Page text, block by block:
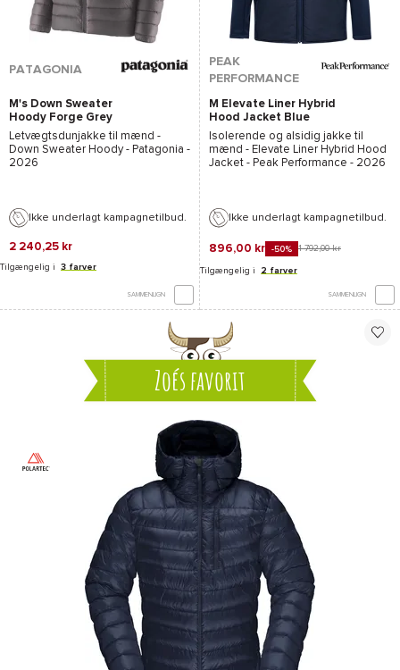
PATAGONIA
M's Down Sweater
Hoody Forge Grey
w/Forge Grey
Letvægtsdunjakke til mænd -
Down Sweater Hoody - Patagonia -
2026
Ikke underlagt kampagnetilbud.
2 240,25 kr
Tilgængelig i 3 farver
SAMMENLIGN
PEAK
PERFORMANCE
M Elevate Liner Hybrid
Hood Jacket Blue
Shadow
Isolerende og alsidig jakke til
mænd - Elevate Liner Hybrid Hood
Jacket - Peak Performance - 2026
Ikke underlagt kampagnetilbud.
896,00 kr -50% 1 792,00 kr
Tilgængelig i 2 farver
SAMMENLIGN
Zoés favorit